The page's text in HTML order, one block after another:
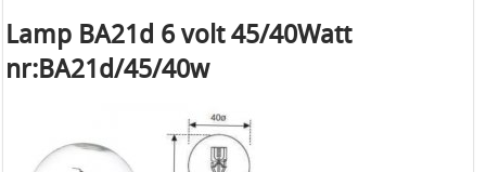
Lamp BA21d 6 volt 45/40Watt
nr:BA21d/45/40w